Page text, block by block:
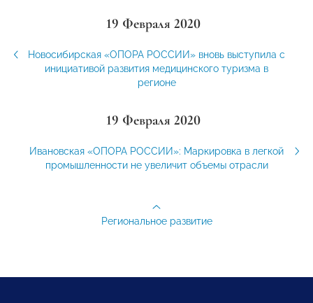
19 Февраля 2020
Новосибирская «ОПОРА РОССИИ» вновь выступила с
инициативой развития медицинского туризма в
регионе
19 Февраля 2020
Ивановская «ОПОРА РОССИИ»: Маркировка в легкой
промышленности не увеличит объемы отрасли
Региональное развитие